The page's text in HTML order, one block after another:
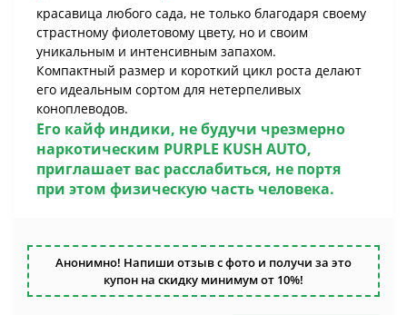
красавица любого сада, не только благодаря своему
страстному фиолетовому цвету, но и своим
уникальным и интенсивным запахом.
Компактный размер и короткий цикл роста делают
его идеальным сортом для нетерпеливых
коноплеводов.
Его кайф индики, не будучи чрезмерно
наркотическим PURPLE KUSH AUTO,
приглашает вас расслабиться, не портя
при этом физическую часть человека.
Анонимно! Напиши отзыв с фото и получи за это
купон на скидку минимум от 10%!